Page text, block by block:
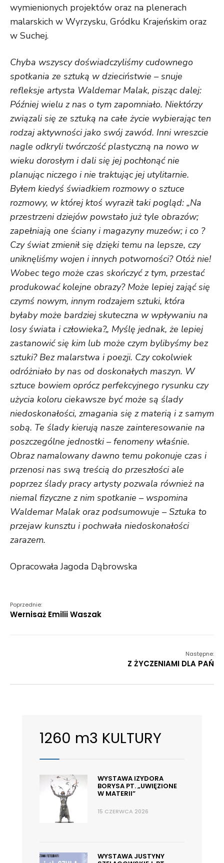
wymienionych projektów oraz na plenerach
malarskich w Wyrzysku, Gródku Krajeńskim oraz
w Suchej.
Chyba wszyscy doświadczyliśmy cudownego
spotkania ze sztuką w dzieciństwie – snuje
refleksje artysta Waldemar Malak, pisząc dalej:
Później wielu z nas o tym zapomniało. Niektórzy
związali się ze sztuką na całe życie wybierając ten
rodzaj aktywności jako swój zawód. Inni wreszcie
nagle odkryli twórczość plastyczną na nowo w
wieku dorosłym i dali się jej pochłonąć nie
planując niczego i nie traktując jej utylitarnie.
Byłem kiedyś świadkiem rozmowy o sztuce
rozmowy, w której ktoś wyraził taki pogląd: „Na
przestrzeni dziejów powstało już tyle obrazów;
zapełniają one ściany i magazyny muzeów; i co ?
Czy świat zmienił się dzięki temu na lepsze, czy
uniknęliśmy wojen i innych potworności? Otóż nie!
Wobec tego może czas skończyć z tym, przestać
produkować kolejne obrazy? Może lepiej zająć się
czymś nowym, innym rodzajem sztuki, która
byłaby może bardziej skuteczna w wpływaniu na
losy świata i człowieka?„ Myślę jednak, że lepiej
zastanowić się kim lub może czym bylibyśmy bez
sztuki? Bez malarstwa i poezji. Czy cokolwiek
odróżniało by nas od doskonałych maszyn. W
sztuce bowiem oprócz perfekcyjnego rysunku czy
użycia koloru ciekawsze być może są ślady
niedoskonałości, zmagania się z materią i z samym
sobą. Te ślady kierują nasze zainteresowanie na
poszczególne jednostki – fenomeny właśnie.
Obraz namalowany dawno temu pokonuje czas i
przenosi nas swą treścią do przeszłości ale
poprzez ślady pracy artysty pozwala również na
niemal fizyczne z nim spotkanie – wspomina
Waldemar Malak oraz podsumowuje – Sztuka to
przejaw kunsztu i pochwała niedoskonałości
zarazem.
Opracowała Jagoda Dąbrowska
Poprzednie:
Wernisaż Emilii Waszak
Następne:
Z ŻYCZENIAMI DLA PAŃ
1260 m3 KULTURY
WYSTAWA IZYDORA
BORYSA PT. „UWIĘZIONE
W MATERII”
15 CZERWCA 2026
WYSTAWA JUSTYNY